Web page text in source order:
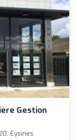
Gestion
Eysines